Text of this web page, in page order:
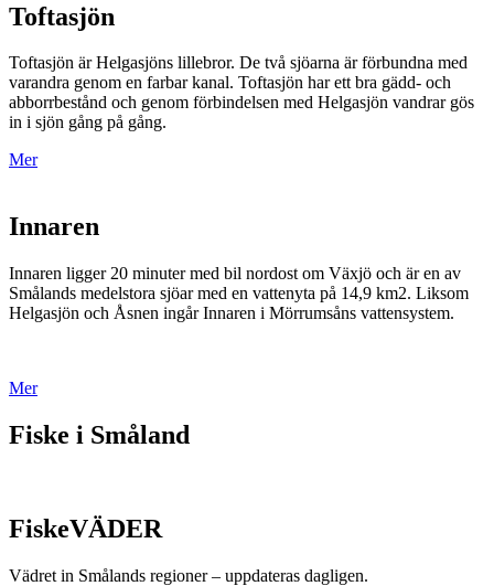
Toftasjön
Toftasjön är Helgasjöns lillebror. De två sjöarna är förbundna med
varandra genom en farbar kanal. Toftasjön har ett bra gädd- och
abborrbestånd och genom förbindelsen med Helgasjön vandrar gös
in i sjön gång på gång.
Mer
Innaren
Innaren ligger 20 minuter med bil nordost om Växjö och är en av
Smålands medelstora sjöar med en vattenyta på 14,9 km2. Liksom
Helgasjön och Åsnen ingår Innaren i Mörrumsåns vattensystem.
Mer
Fiske i Småland
FiskeVÄDER
Vädret in Smålands regioner – uppdateras dagligen.